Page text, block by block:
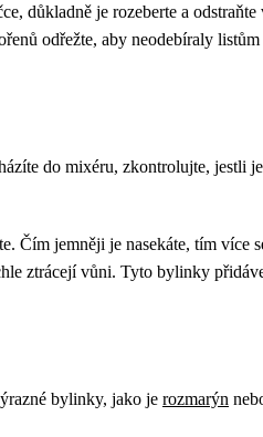
důkladně je rozeberte a
odřežte, aby neodebíraly
do mixéru, zkontrolujte, jestli
Čím jemněji je nasekáte, tím
ztrácejí vůni. Tyto bylinky
bylinky, jako je rozmarýn